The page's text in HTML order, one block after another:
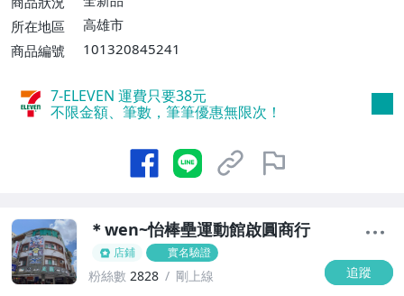
所在地區
高雄市
商品編號
101320845241
7-ELEVEN 運費只要38元
不限金額、筆數，筆筆優惠無限次！
＊wen~怡棒壘運動館啟圓商行
店鋪 實名驗證
粉絲數 2828 剛上線 追蹤